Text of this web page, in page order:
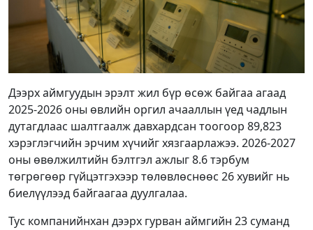
Дээрх аймгуудын эрэлт жил бүр өсөж байгаа агаад
2025-2026 оны өвлийн оргил ачааллын үед чадлын
дутагдлаас шалтгаалж давхардсан тоогоор 89,823
хэрэглэгчийн эрчим хүчийг хязгаарлажээ. 2026-2027
оны өвөлжилтийн бэлтгэл ажлыг 8.6 тэрбум
төгрөгөөр гүйцэтгэхээр төлөвлөснөөс 26 хувийг нь
биелүүлээд байгаагаа дуулгалаа.
Тус компанийнхан дээрх гурван аймгийн 23 суманд